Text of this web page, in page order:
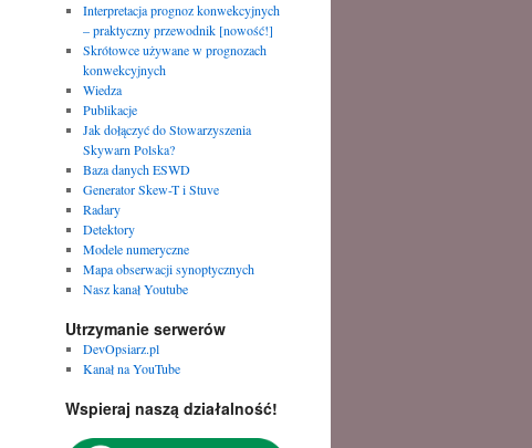
Interpretacja prognoz konwekcyjnych
– praktyczny przewodnik [nowość!]
Skrótowce używane w prognozach
konwekcyjnych
Wiedza
Publikacje
Jak dołączyć do Stowarzyszenia
Skywarn Polska?
Baza danych ESWD
Generator Skew-T i Stuve
Radary
Detektory
Modele numeryczne
Mapa obserwacji synoptycznych
Nasz kanał Youtube
Utrzymanie serwerów
DevOpsiarz.pl
Kanał na YouTube
Wspieraj naszą działalność!